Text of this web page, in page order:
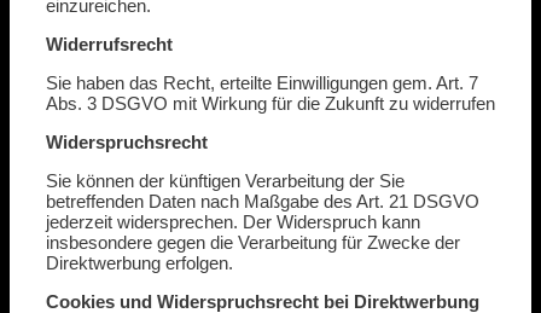
einzureichen.
Widerrufsrecht
Sie haben das Recht, erteilte Einwilligungen gem. Art. 7
Abs. 3 DSGVO mit Wirkung für die Zukunft zu widerrufen
Widerspruchsrecht
Sie können der künftigen Verarbeitung der Sie
betreffenden Daten nach Maßgabe des Art. 21 DSGVO
jederzeit widersprechen. Der Widerspruch kann
insbesondere gegen die Verarbeitung für Zwecke der
Direktwerbung erfolgen.
Cookies und Widerspruchsrecht bei Direktwerbung